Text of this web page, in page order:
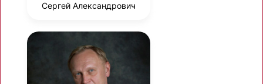
Сергей Александрович